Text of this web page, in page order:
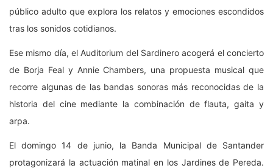
público adulto que explora los relatos y emociones escondidos
tras los sonidos cotidianos.
Ese mismo día, el Auditorium del Sardinero acogerá el concierto
de Borja Feal y Annie Chambers, una propuesta musical que
recorre algunas de las bandas sonoras más reconocidas de la
historia del cine mediante la combinación de flauta, gaita y
arpa.
El domingo 14 de junio, la Banda Municipal de Santander
protagonizará la actuación matinal en los Jardines de Pereda.